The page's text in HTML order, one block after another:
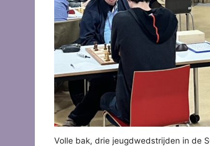
Volle bak, drie jeugdwedstrijden in de